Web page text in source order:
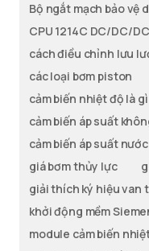
Bộ ngắt mạch bảo vệ
CPU 1214C DC/DC/DC
cách điều chỉnh lưu
các loại bơm piston
cảm biến nhiệt độ là gì
cảm biến áp suất
cảm biến áp suất nước
giá bơm thủy lực
giải thích ký hiệu van
khởi động mềm
module cảm biến